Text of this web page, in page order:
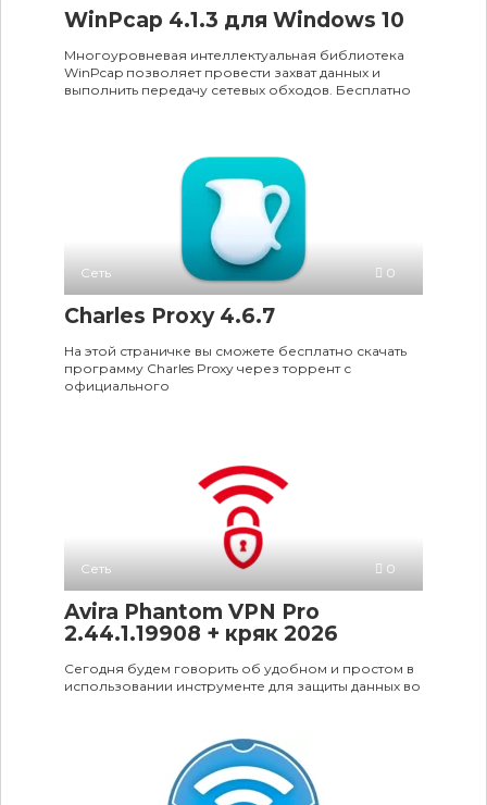
WinPcap 4.1.3 для Windows 10
Многоуровневая интеллектуальная библиотека
WinPcap позволяет провести захват данных и
выполнить передачу сетевых обходов. Бесплатно
Сеть 0
Charles Proxy 4.6.7
На этой страничке вы сможете бесплатно скачать
программу Charles Proxy через торрент с
официального
Сеть 0
Avira Phantom VPN Pro
2.44.1.19908 + кряк 2026
Сегодня будем говорить об удобном и простом в
использовании инструменте для защиты данных во